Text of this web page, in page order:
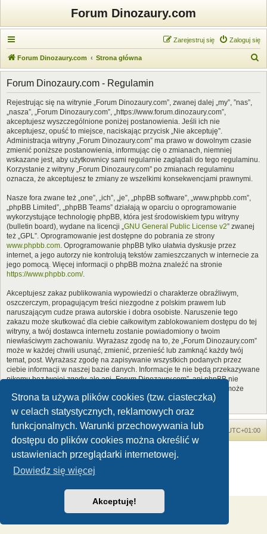
Strona ta używa plików cookies (tzw. ciasteczka)
w celach statystycznych, reklamowych oraz
funkcjonalnych. Warunki przechowywania lub
dostępu do plików cookies można określić w
ustawieniach przeglądarki internetowej.
Dowiedz się więcej
Akceptuję!
Forum Dinozaury.com
Zaloguj się
Zarejestruj się
Forum Dinozaury.com Strona główna
z
Forum Dinozaury.com - Regulamin
Rejestrując się na witrynie „Forum Dinozaury.com”, zwanej dalej „my”, ”nas”,
„nasza”, „Forum Dinozaury.com”, „https://www.forum.dinozaury.com”,
akceptujesz wyszczególnione poniżej postanowienia. Jeśli ich nie
akceptujesz, opuść to miejsce, naciskając przycisk „Nie akceptuję”.
Administracja witryny „Forum Dinozaury.com” ma prawo w dowolnym czasie
zmienić poniższe postanowienia, informując cię o zmianach, niemniej
wskazane jest, aby użytkownicy sami regularnie zaglądali do tego regulaminu.
Korzystanie z witryny „Forum Dinozaury.com” po zmianach regulaminu
oznacza, że akceptujesz te zmiany ze wszelkimi konsekwencjami prawnymi.
Nasze fora zwane też „one”, „ich”, „je”, „phpBB software”, „www.phpbb.com”,
„phpBB Limited”, „phpBB Teams” działają w oparciu o oprogramowanie
wykorzystujące technologię phpBB, która jest środowiskiem typu witryny
(bulletin board), wydane na licencji „GNU General Public License v2” zwanej
też „GPL”. Oprogramowanie jest dostępne do pobrania ze strony
www.phpbb.com. Oprogramowanie phpBB tylko ułatwia dyskusje przez
internet, a jego autorzy nie kontrolują tekstów zamieszczanych w internecie za
jego pomocą. Więcej informacji o phpBB można znaleźć na stronie
https://www.phpbb.com/.
Akceptujesz zakaz publikowania wypowiedzi o charakterze obraźliwym,
oszczerczym, propagującym treści niezgodne z polskim prawem lub
naruszającym cudze prawa autorskie i dobra osobiste. Naruszenie tego
zakazu może skutkować dla ciebie całkowitym zablokowaniem dostępu do tej
witryny, a twój dostawca internetu zostanie powiadomiony o twoim
niewłaściwym zachowaniu. Wyrażasz zgodę na to, że „Forum Dinozaury.com”
może w każdej chwili usunąć, zmienić, przenieść lub zamknąć każdy twój
temat, post. Wyrażasz zgodę na zapisywanie wszystkich podanych przez
ciebie informacji w naszej bazie danych. Informacje te nie będą przekazywane
nikomu bez twojej zgody, ale ani „Forum Dinozaury.com”, ani phpBB nie
ponosi odpowiedzialności za włamania do witryny, podczas których może
dojść do kradzieży danych.
Forum Dinozaury.com Strona główna Strefa czasowa UTC+01:00
Dinozaury.com© 2006-2020
Polski pakiet językowy dostarcza